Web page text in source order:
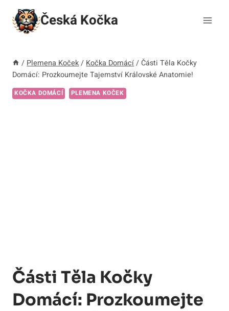
Přeskočit
obsah
Česká Kočka
/ Plemena Koček / Kočka Domácí / Části Těla Kočky
Domácí: Prozkoumejte Tajemství Královské Anatomie!
KOČKA DOMÁCÍ PLEMENA KOČEK
Části Těla Kočky
Domácí: Prozkoumejte